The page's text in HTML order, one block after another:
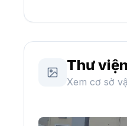
Thư
Xem cơ sở